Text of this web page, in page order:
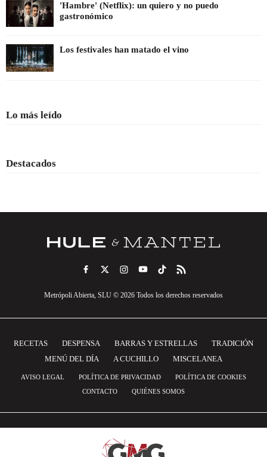
'Hambre' (Netflix): un quiero y no puedo
gastronómico
Los festivales han matado el vino
Lo más leído
Destacados
Metrópoli Abierta, SLU © 2026 Todos los derechos reservados
RECETAS DESPENSA BARRAS Y ESTRELLAS
TRADICIÓN
MENÚ DEL DÍA
A CUCHILLO MISCELANEA
AVISO LEGAL POLÍTICA DE PRIVACIDAD
POLÍTICA DE COOKIES
CONTACTO
QUIÉNES SOMOS